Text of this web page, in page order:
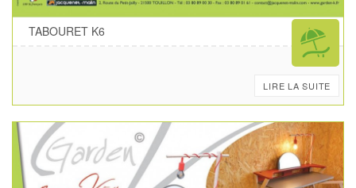
TABOURET K6
LIRE LA SUITE